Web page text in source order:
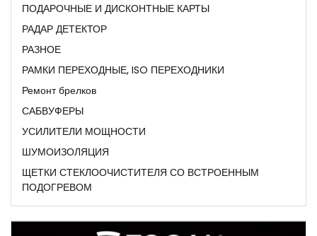
ПОДАРОЧНЫЕ И ДИСКОНТНЫЕ КАРТЫ
РАДАР ДЕТЕКТОР
РАЗНОЕ
РАМКИ ПЕРЕХОДНЫЕ, ISO ПЕРЕХОДНИКИ
Ремонт брелков
САБВУФЕРЫ
УСИЛИТЕЛИ МОЩНОСТИ
ШУМОИЗОЛЯЦИЯ
ЩЕТКИ СТЕКЛООЧИСТИТЕЛЯ СО ВСТРОЕННЫМ
ПОДОГРЕВОМ